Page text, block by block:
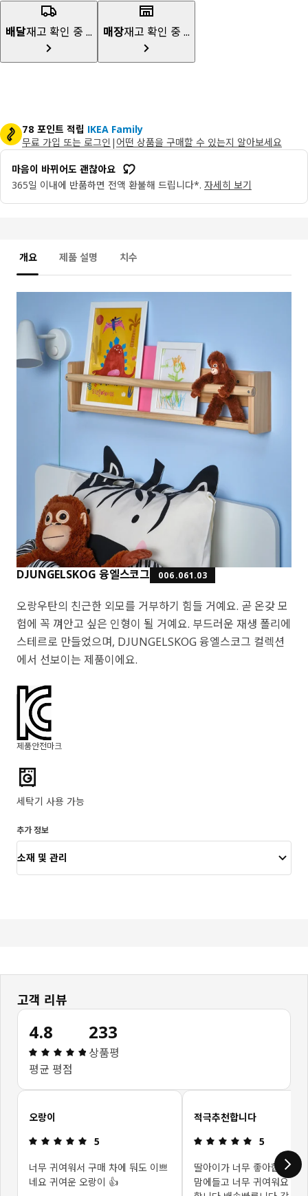
배달재고 확인 중 ... 매장재고 확인 중 ...
78 포인트 적립 IKEA Family
무료 가입 또는 로그인 | 어떤 상품을 구매할 수 있는지 알아보세요
마음이 바뀌어도 괜찮아요
365일 이내에 반품하면 전액 환불해 드립니다*. 자세히 보기
개요 제품 설명 치수
DJUNGELSKOG 융엘스코그 006.061.03
오랑우탄의 친근한 외모를 거부하기 힘들 거예요. 곧 온갖 모
험에 꼭 껴안고 싶은 인형이 될 거예요. 부드러운 재생 폴리에
스테르로 만들었으며, DJUNGELSKOG 융엘스코그 컬렉션
에서 선보이는 제품이에요.
제품안전마크
제품 특징
세탁기 사용 가능
추가 정보
소재 및 관리
고객 리뷰
4.8
상품평: 4.8 / 5 개의 별점. 전체 리뷰: 233
평균 평점
233
상품평
고객 리뷰 건너뛰기
오랑이
상품평: 5 / 5 개의 별점.
5
너무 귀여워서 구매 차에 둬도 이쁘
네요 귀여운 오랑이 👍
적극추천합니다
상품평: 5 /
5
딸아이가 너무 좋아합니다
맘에들고 너무 귀여워요 적